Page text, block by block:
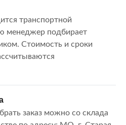
транспортной
менеджер подбирает
Стоимость и сроки
заказ можно со склада